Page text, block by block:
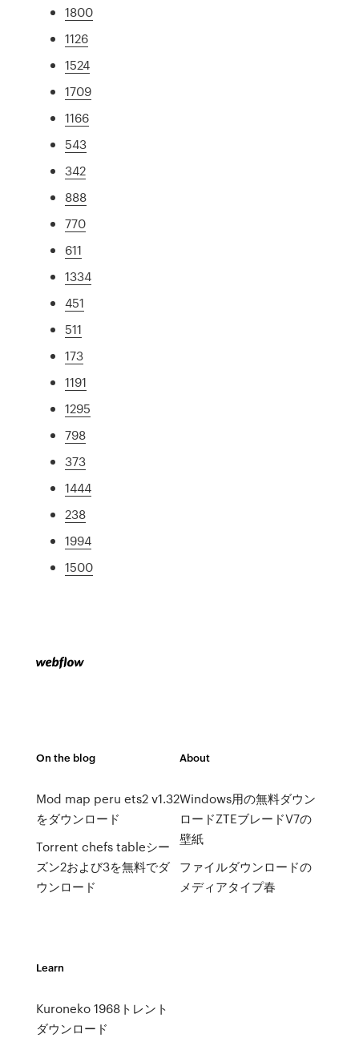
1800
1126
1524
1709
1166
543
342
888
770
611
1334
451
511
173
1191
1295
798
373
1444
238
1994
1500
On the blog
Mod map peru ets2 v1.32
をダウンロード
Torrent chefs tableシー
ズン2および3を無料でダ
ウンロード
About
Windows用の無料ダウン
ロードZTEブレードV7の
壁紙
ファイルダウンロードの
メディアタイプ春
Learn
Kuroneko 1968トレント
ダウンロード